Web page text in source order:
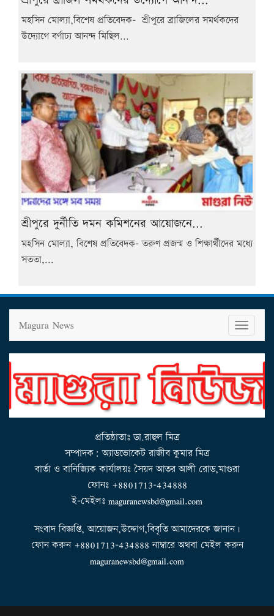
মহসিন মোল্যা,বিশেষ প্রতিবেদক- শ্রীপুরে ব্রাজিলের সমর্থকদের
উদ্যোগে বর্ণাঢ্য আনন্দ মিছিল...
শ্রীপুরে দুর্নীতি দমন কমিশনের আয়োজনে...
মহসিন মোল্যা, বিশেষ প্রতিবেদক- তরুণ প্রজন্ম ও শিক্ষার্থীদের মধ্যে
সততা,...
T
o
g
l
n
g
a
t
o
n
Magura News
প্রতিষ্ঠাতাঃ ডা.রাহুল মিত্র
সম্পাদক: অ্যাডভোকেট রাজীব কুমার মিত্র
বার্তা ও বানিজ্যিক কার্যালয়ঃ সৈয়দ আতর আলী রোড,মাগুরা
ফোনঃ +8801713-434888
ই-মেইলঃ maguranewsbd@gmail.com
সংবাদ বিজ্ঞপ্তি, আয়োজন,উদ্দোগ,বিবৃতি আমাদেরকে জানান।
ফোন করুন +8801713-434888 নাম্বারে অথবা মেইল করুন
maguranewsbd@gmail.com